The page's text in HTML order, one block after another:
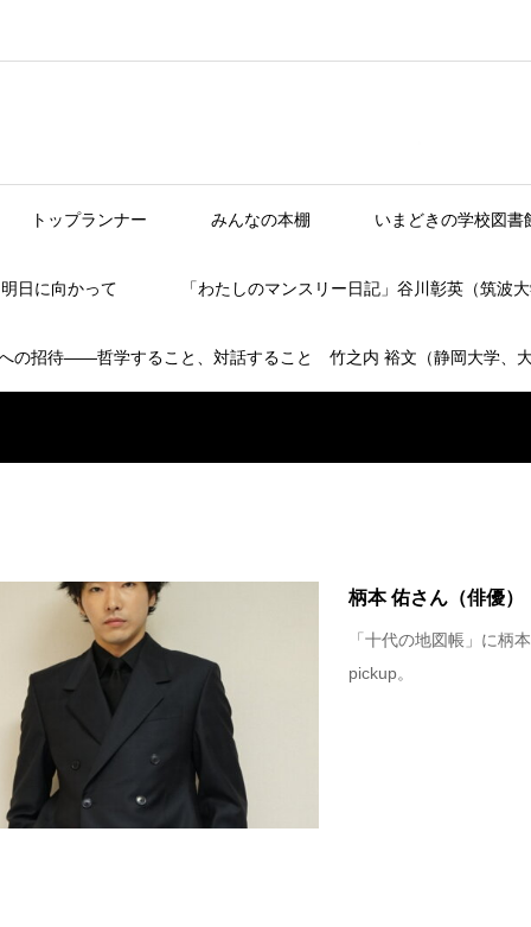
トップランナー みんなの本棚 いまどきの学校図書
日に向かって 「わたしのマンスリー日記」谷川彰英（筑波
の招待――哲学すること、対話すること 竹之内 裕文（静岡大学、
柄本 佑さん（俳優）
「十代の地図帳」に柄
pickup。